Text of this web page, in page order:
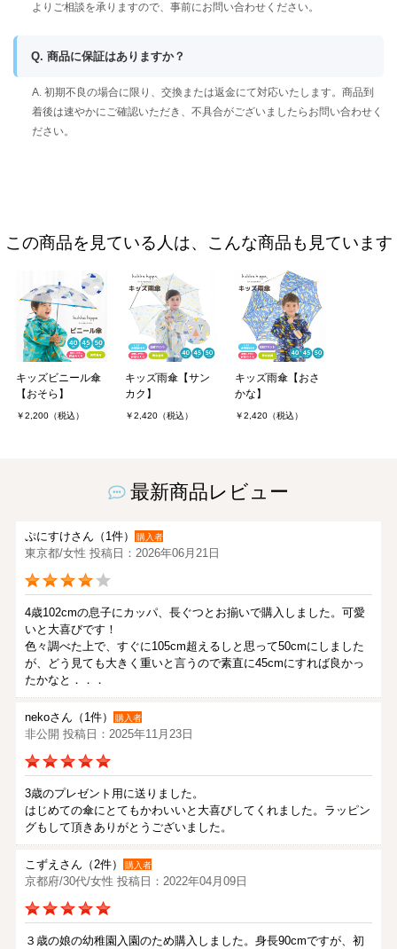
よりご相談を承りますので、事前にお問い合わせください。
Q. 商品に保証はありますか？
A. 初期不良の場合に限り、交換または返金にて対応いたします。商品到
着後は速やかにご確認いただき、不具合がございましたらお問い合わせく
ださい。
この商品を見ている人は、こんな商品も見ています
キッズビニール傘
【おそら】
￥2,200（税込）
キッズ雨傘【サン
カク】
￥2,420（税込）
キッズ雨傘【おさ
かな】
￥2,420（税込）
最新商品レビュー
ぷにすけさん（1件） 購入者
東京都/女性 投稿日：2026年06月21日
4歳102cmの息子にカッパ、長ぐつとお揃いで購入しました。可愛
いと大喜びです！
色々調べた上で、すぐに105cm超えるしと思って50cmにしました
が、どう見ても大きく重いと言うので素直に45cmにすれば良かっ
たかなと．．．
nekoさん（1件） 購入者
非公開 投稿日：2025年11月23日
3歳のプレゼント用に送りました。
はじめての傘にとてもかわいいと大喜びしてくれました。ラッピン
グもして頂きありがとうございました。
こずえさん（2件） 購入者
京都府/30代/女性 投稿日：2022年04月09日
３歳の娘の幼稚園入園のため購入しました。身長90cmですが、初